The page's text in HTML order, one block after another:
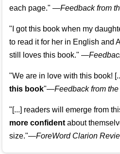
each page." —Feedback from
"I got this book when my
to read it for her in English and
still loves this book." —
"We are in love with this book!
this book"—Feedback from
"[...] readers will emerge from
more confidentabout
size."—ForeWord Clarion